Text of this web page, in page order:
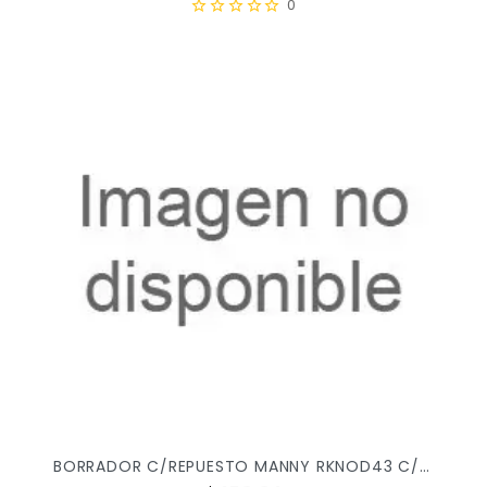
0
BORRADOR C/REPUESTO MANNY RKNOD43 C/36PZ X/16